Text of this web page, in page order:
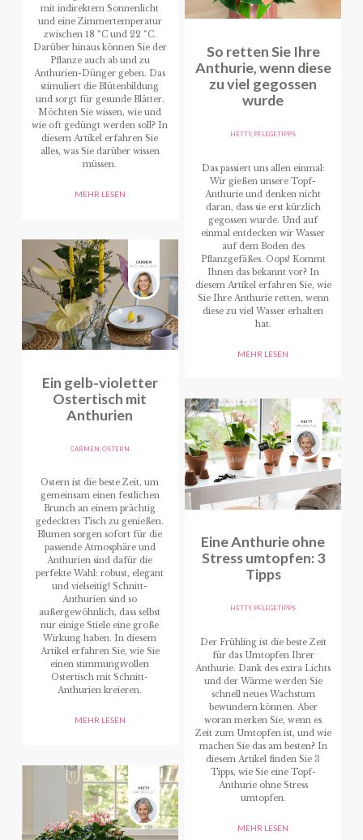
mit indirektem Sonnenlicht
und eine Zimmertemperatur
zwischen 18 °C und 22 °C.
Darüber hinaus können Sie der
Pflanze auch ab und zu
Anthurien-Dünger geben. Das
stimuliert die Blütenbildung
und sorgt für gesunde Blätter.
Möchten Sie wissen, wie und
wie oft gedüngt werden soll? In
diesem Artikel erfahren Sie
alles, was Sie darüber wissen
müssen.
MEHR LESEN
Ein gelb-violetter
Ostertisch mit
Anthurien
CARMEN,OSTERN
Ostern ist die beste Zeit, um
gemeinsam einen festlichen
Brunch an einem prächtig
gedeckten Tisch zu genießen.
Blumen sorgen sofort für die
passende Atmosphäre und
Anthurien sind dafür die
perfekte Wahl: robust, elegant
und vielseitig! Schnitt-
Anthurien sind so
außergewöhnlich, dass selbst
nur einige Stiele eine große
Wirkung haben. In diesem
Artikel erfahren Sie, wie Sie
einen stimmungsvollen
Ostertisch mit Schnitt-
Anthurien kreieren.
MEHR LESEN
So retten Sie Ihre
Anthurie, wenn diese
zu viel gegossen
wurde
HETTY, PFLEGETIPPS
Das passiert uns allen einmal:
Wir gießen unsere Topf-
Anthurie und denken nicht
daran, dass sie erst kürzlich
gegossen wurde. Und auf
einmal entdecken wir Wasser
auf dem Boden des
Pflanzgefäßes. Oops! Kommt
Ihnen das bekannt vor? In
diesem Artikel erfahren Sie, wie
Sie Ihre Anthurie retten, wenn
diese zu viel Wasser erhalten
hat.
MEHR LESEN
Eine Anthurie ohne
Stress umtopfen: 3
Tipps
HETTY, PFLEGETIPPS
Der Frühling ist die beste Zeit
für das Umtopfen Ihrer
Anthurie. Dank des extra Lichts
und der Wärme werden Sie
schnell neues Wachstum
bewundern können. Aber
woran merken Sie, wenn es
Zeit zum Umtopfen ist, und wie
machen Sie das am besten? In
diesem Artikel finden Sie 3
Tipps, wie Sie eine Topf-
Anthurie ohne Stress
umtopfen.
MEHR LESEN